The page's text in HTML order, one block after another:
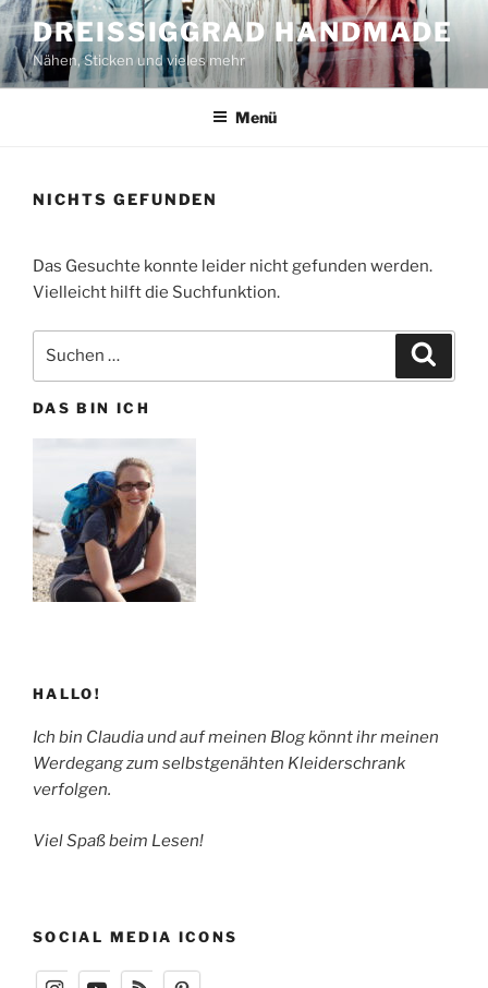
Zum
Inhalt
springen
DREISSIGGRAD HANDMADE
Nähen, Sticken und vieles mehr
Menü
NICHTS GEFUNDEN
Das Gesuchte konnte leider nicht gefunden werden.
Vielleicht hilft die Suchfunktion.
nach:
DAS BIN ICH
HALLO!
Ich bin Claudia und auf meinen Blog könnt ihr meinen
Werdegang zum selbstgenähten Kleiderschrank
verfolgen.
Viel Spaß beim Lesen!
SOCIAL MEDIA ICONS